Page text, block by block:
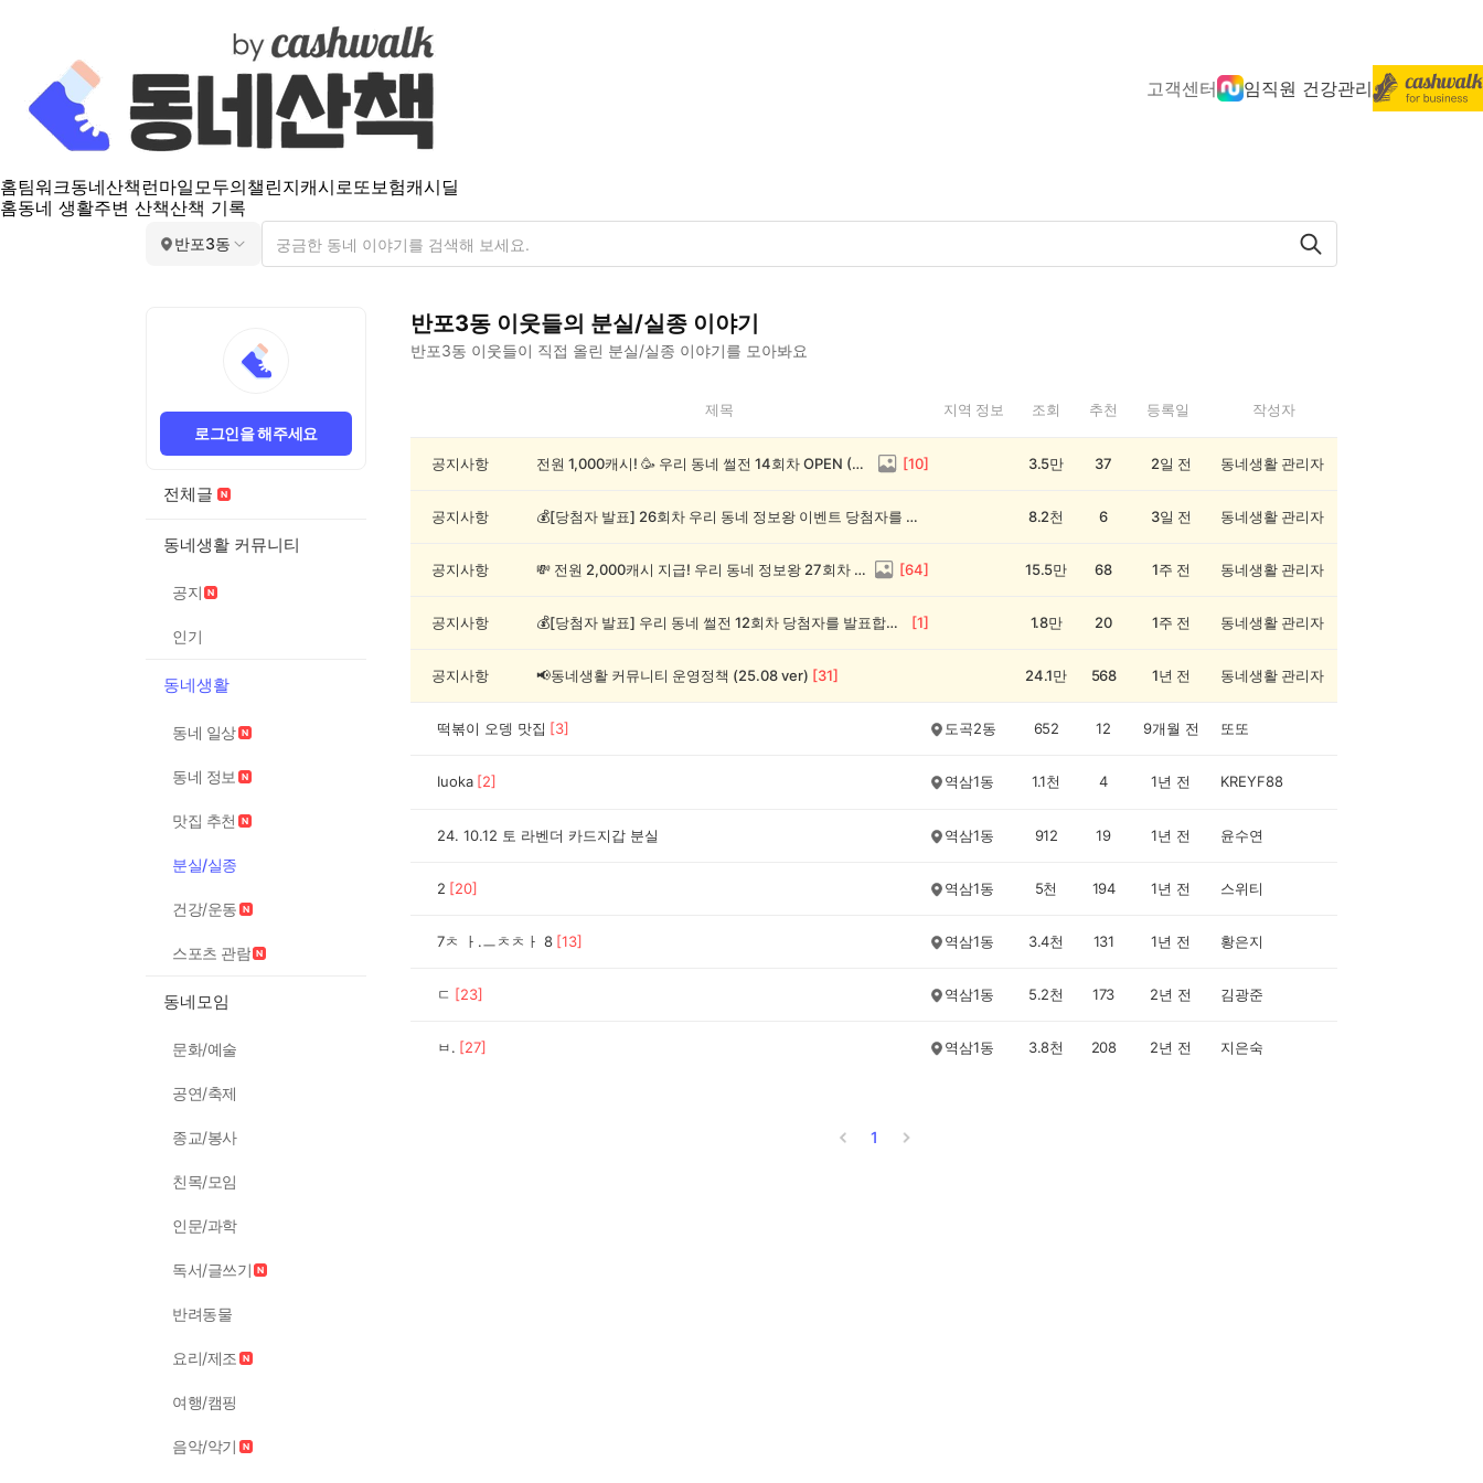
고객센터 임직원 건강관리
홈팀워크동네산책 런마일모두의챌린지캐시로또보험캐시딜
홈동네 생활주변 산책산책 기록
반포3동
로그인을 해주세요
전체글
동네생활 커뮤니티
공지
인기
동네생활
동네 일상
동네 정보
맛집 추천
분실/실종
건강/운동
스포츠 관람
동네모임
문화/예술
공연/축제
종교/봉사
친목/모임
인문/과학
독서/글쓰기
반려동물
요리/제조
여행/캠핑
음악/악기
반포3동 이웃들의 분실/실종 이야기
반포3동 이웃들이 직접 올린 분실/실종 이야기를 모아봐요
3
제목 지역 정보 조회 추천 등록일 작성자
공지사항 전원 1,000캐시! 🥳 우리 동네 썰전 14회차 OPEN (~8/17) [10] 3.5만 37 2일 전 동네생활 관리자
공지사항 💰[당첨자 발표] 26회차 우리 동네 정보왕 이벤트 당첨자를 발표합니다! 8.2천 6 3일 전 동네생활 관리자
공지사항 💸 전원 2,000캐시 지급! 우리 동네 정보왕 27회차 (~8/10) [64] 15.5만 68 1주 전 동네생활 관리자
공지사항 💰[당첨자 발표] 우리 동네 썰전 12회차 당첨자를 발표합니다! [1] 1.8만 20 1주 전 동네생활 관리자
공지사항 📢동네생활 커뮤니티 운영정책 (25.08 ver) [31] 24.1만 568 1년 전 동네생활 관리자
떡볶이 오뎅 맛집 [3] 도곡2동 652 12 9개월 전 또또
Iuoka [2] 역삼1동 1.1천 4 1년 전 KREYF88
24. 10.12 토 라벤더 카드지갑 분실 역삼1동 912 19 1년 전 윤수연
2 [20] 역삼1동 5천 194 1년 전 스위티
7ㅊ ㅏ.ㅡㅊㅊㅏ 8 [13] 역삼1동 3.4천 131 1년 전 황은지
ㄷ [23] 역삼1동 5.2천 173 2년 전 김광준
ㅂ. [27] 역삼1동 3.8천 208 2년 전 지은숙
1